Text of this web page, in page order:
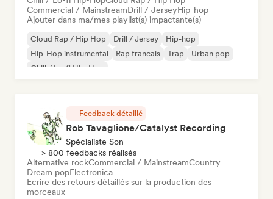
Commercial / MainstreamDrill / JerseyHip-hop
Ajouter dans ma/mes playlist(s) impactante(s)
Cloud Rap / Hip Hop Drill / Jersey
Hip-hop
Hip-Hop instrumental
Rap francais Trap
Urban pop
Chill / Lo-fi Hip-Hop
Feedback détaillé
Rob Tavaglione/Catalyst Recording
Spécialiste Son
> 800 feedbacks réalisés
Alternative rockCommercial / MainstreamCountry
Dream popElectronica
Ecrire des retours détaillés sur la production des
morceaux